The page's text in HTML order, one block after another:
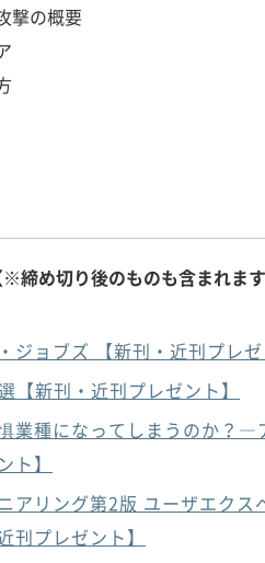
撃の概要
締め切り後のものも含まれます
ジョブズ 【新刊・近刊プレゼ
【新刊・近刊プレゼント】
業種になってしまうのか？―
ト】
アリング第2版 ユーザエクス
刊プレゼント】